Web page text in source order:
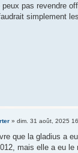
peux pas revendre
simplement
» dim. 31 août, 2025
que la gladius a
mais elle a eu le